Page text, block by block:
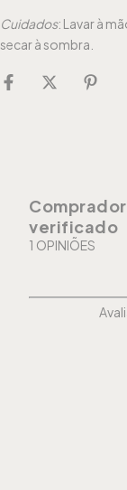
Cuidados: Lavar à
secar à sombra.
Comprador
verificado
1 OPINIÕES